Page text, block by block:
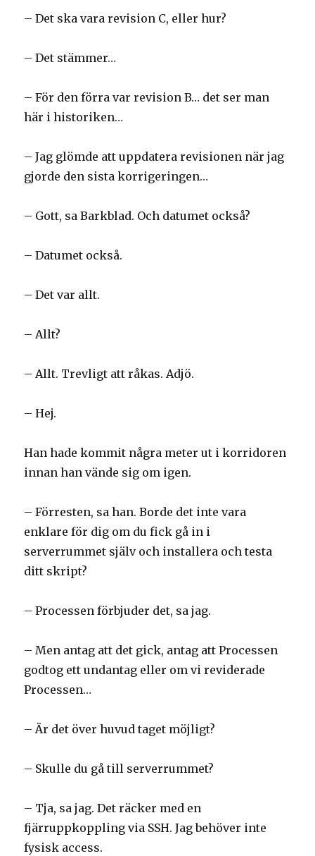
– Det ska vara revision C, eller hur?
– Det stämmer…
– För den förra var revision B… det ser man
här i historiken…
– Jag glömde att uppdatera revisionen när jag
gjorde den sista korrigeringen…
– Gott, sa Barkblad. Och datumet också?
– Datumet också.
– Det var allt.
– Allt?
– Allt. Trevligt att råkas. Adjö.
– Hej.
Han hade kommit några meter ut i korridoren
innan han vände sig om igen.
– Förresten, sa han. Borde det inte vara
enklare för dig om du fick gå in i
serverrummet själv och installera och testa
ditt skript?
– Processen förbjuder det, sa jag.
– Men antag att det gick, antag att Processen
godtog ett undantag eller om vi reviderade
Processen…
– Är det över huvud taget möjligt?
– Skulle du gå till serverrummet?
– Tja, sa jag. Det räcker med en
fjärruppkoppling via SSH. Jag behöver inte
fysisk access.